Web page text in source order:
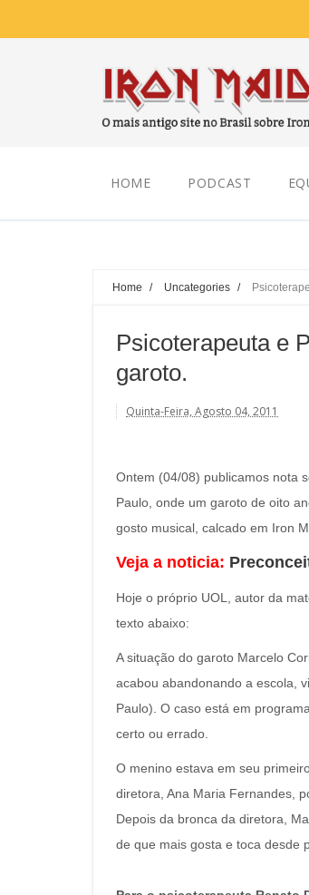
HOME PODCAST
Home / Uncategories /
Psicoterapeuta e
garoto.
Quinta-Feira, Agosto 04, 2011
Ontem (04/08) publicamos nota
Paulo, onde um garoto de oito
gosto musical, calcado em Iron
Veja a noticia:
Hoje o próprio UOL, autor da
texto abaixo:
A situação do garoto Marcelo
acabou abandonando a escola,
Paulo). O caso está em
certo ou errado.
O menino estava em seu
diretora, Ana Maria Fernandes,
Depois da bronca da diretora,
de que mais gosta e toca desde